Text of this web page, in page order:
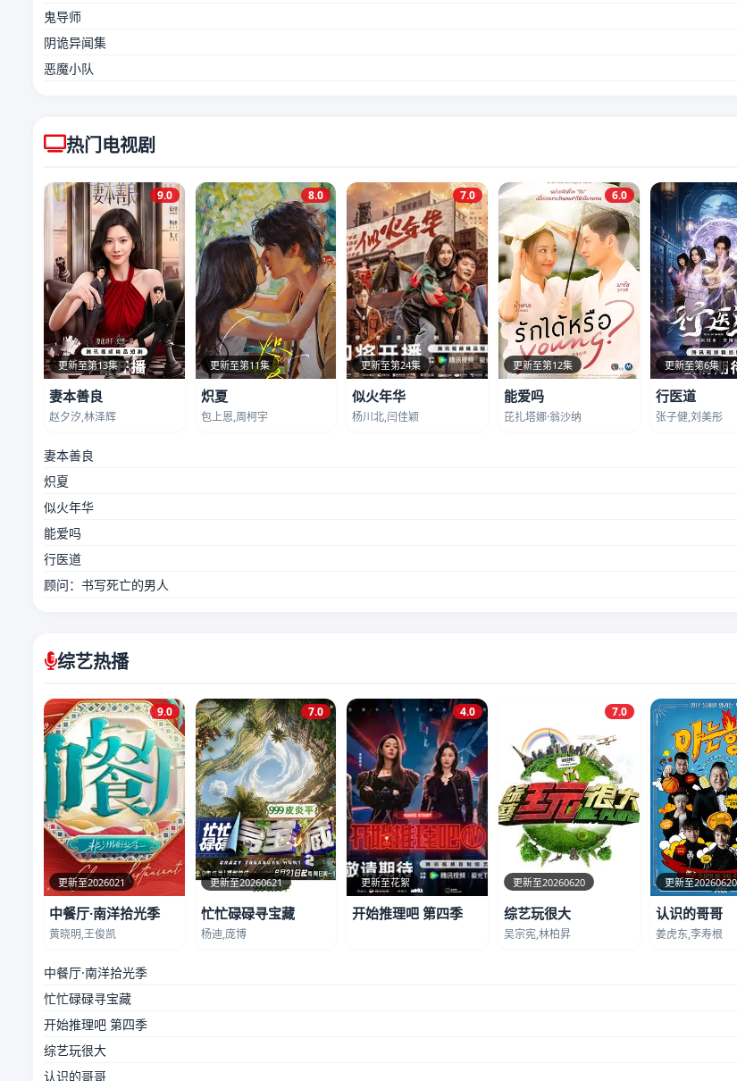
鬼导师
阴诡异闻集
恶魔小队
热门电视剧
更新至第13集
9.0
妻本善良
赵夕汐,林泽辉
更新至第11集
8.0
炽夏
包上恩,周柯宇
更新至第24集
7.0
似火年华
杨川北,闫佳颖
更新至第12集
6.0
能爱吗
芘扎塔娜·翁沙纳
更新至第6集
行医道
张子健,刘美彤
妻本善良
炽夏
似火年华
能爱吗
行医道
顾问：书写死亡的男人
综艺热播
更新至2026021
9.0
中餐厅·南洋拾光季
黄晓明,王俊凯
更新至20260621
7.0
忙忙碌碌寻宝藏
杨迪,庞博
更新至花絮
4.0
开始推理吧 第四季
更新至20260620
7.0
综艺玩很大
吴宗宪,林柏昇
更新至20260620
认识的哥哥
姜虎东,李寿根
中餐厅·南洋拾光季
忙忙碌碌寻宝藏
开始推理吧 第四季
综艺玩很大
认识的哥哥